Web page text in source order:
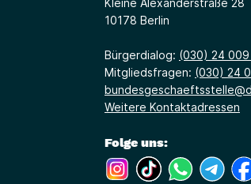
10178 Berlin
Bürgerdialog: (030) 24
Mitgliedsfragen: (030) 24
Weitere Kontaktadressen
Folge uns:
(Link öffnet ein
(Link öffnet
(Link